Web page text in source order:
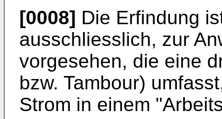
[0008] Die Erfindung
ausschliesslich, zur
vorgesehen, die eine
bzw. Tambour)
Strom in einem